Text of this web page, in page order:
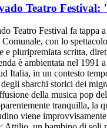
Teatro
Teatro Festival fa tappa
con lo
e pluripremiata scritta,
è ambientata nel 1991
Italia, in un contesto
sbarchi storici dei
della musica pop
tranquilla, la
viene